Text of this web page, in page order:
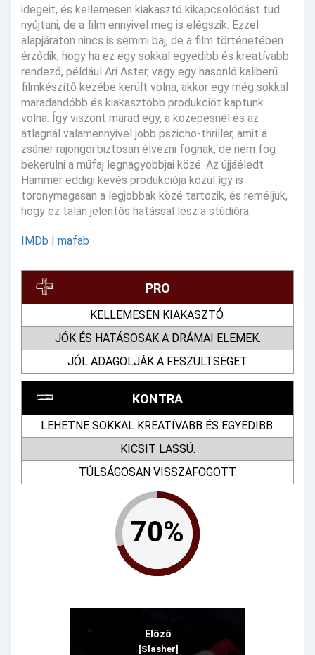
idegeit, és kellemesen kiakasztó kikapcsolódást tud
nyújtani, de a film ennyivel meg is elégszik. Ezzel
alapjáraton nincs is semmi baj, de a film történetében
érződik, hogy ha ez egy sokkal egyedibb és kreatívabb
rendező, például Ari Aster, vagy egy hasonló kaliberű
filmkészítő kezébe került volna, akkor egy még sokkal
maradandóbb és kiakasztóbb produkciót kaptunk
volna. Így viszont marad egy, a közepesnél és az
átlagnál valamennyivel jobb pszicho-thriller, amit a
zsáner rajongói biztosan élvezni fognak, de nem fog
bekerülni a műfaj legnagyobbjai közé. Az újjáéledt
Hammer eddigi kevés produkciója közül így is
toronymagasan a legjobbak közé tartozik, és reméljük,
hogy ez talán jelentős hatással lesz a stúdióra.
IMDb | mafab
PRO
KELLEMESEN KIAKASZTÓ.
JÓK ÉS HATÁSOSAK A DRÁMAI ELEMEK.
JÓL ADAGOLJÁK A FESZÜLTSÉGET.
KONTRA
LEHETNE SOKKAL KREATÍVABB ÉS EGYEDIBB.
KICSIT LASSÚ.
TÚLSÁGOSAN VISSZAFOGOTT.
70%
Előző
[Slasher]